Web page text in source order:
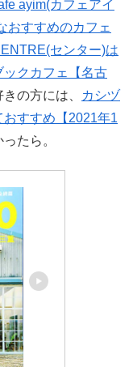
ayim(カフェアイ
おすすめのカフェ
センター)は
クカフェ【名古
の方には、
カシヅ
すすめ【2021年1
たら。